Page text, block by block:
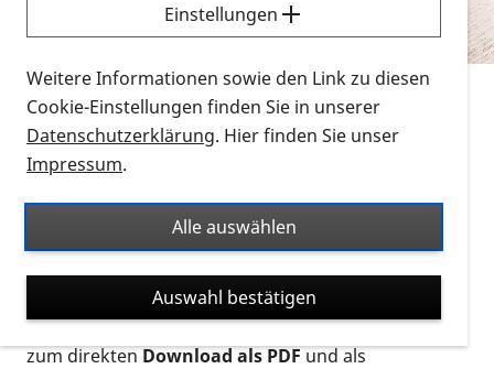
suchen und dieses bestellen bzw. herunterladen
können? Schauen Sie sich dieErklärvideos zum
Thema Infomaterial auf der PRO RETINA-Website
für blinde und sehbehinderte Menschen an.
Auf dieser Seite finden Sie sämtliches Infomaterial
Ort. Nutzen Sie den Formatfilter, um ausschließlich
nach Flyern und Broschüren, Audios oder Videos zu
suchen. Die meisten Flyer und Broschüren werden in
verschiedenen Formaten angeboten: zur
postalischen Bestellung als gedruckte Variante
zum direktenDownload als PDFund als
Einstellungen
Weitere Informationen sowie den Link zu diesen
Cookie-Einstellungen finden Sie in unserer
Datenschutzerklärung. Hier finden Sie unser
Impressum.
Alle auswählen
Auswahl bestätigen